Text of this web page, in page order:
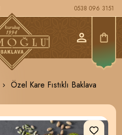
0538 096 3151
Özel Kare Fıstıklı Baklava